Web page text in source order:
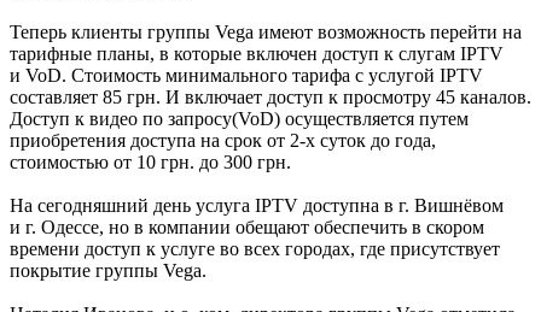
Теперь клиенты группы Vega имеют возможность перейти на
тарифные планы, в которые включен доступ к слугам IPTV
и VoD. Стоимость минимального тарифа с услугой IPTV
составляет 85 грн. И включает доступ к просмотру 45 каналов.
Доступ к видео по запросу(VoD) осуществляется путем
приобретения доступа на срок от 2-х суток до года,
стоимостью от 10 грн. до 300 грн.
На сегодняшний день услуга IPTV доступна в г. Вишнёвом
и г. Одессе, но в компании обещают обеспечить в скором
времени доступ к услуге во всех городах, где присутствует
покрытие группы Vega.